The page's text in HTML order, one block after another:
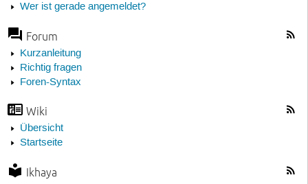
Wer ist gerade angemeldet?
Forum
Kurzanleitung
Richtig fragen
Foren-Syntax
Wiki
Übersicht
Startseite
Ikhaya